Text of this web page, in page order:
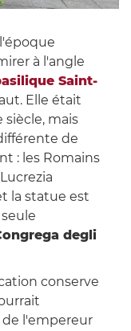
à l'angle
Saint-
Elle était
siècle, mais
de
: les Romains
la statue est
degli
conserve
l'empereur